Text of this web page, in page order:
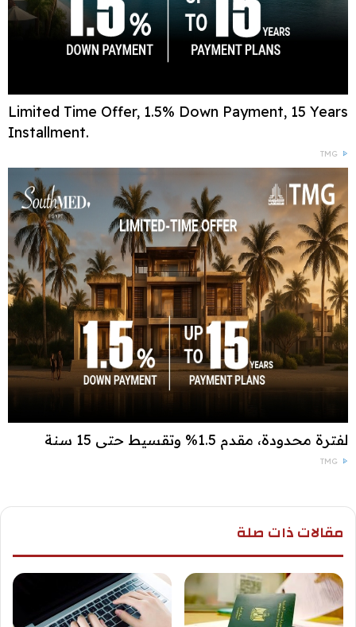
Limited Time Offer, 1.5% Down Payment, 15 Years
Installment.
TMG
لفترة محدودة، مقدم 1.5% وتقسيط حتى 15 سنة
TMG
مقالات ذات صلة